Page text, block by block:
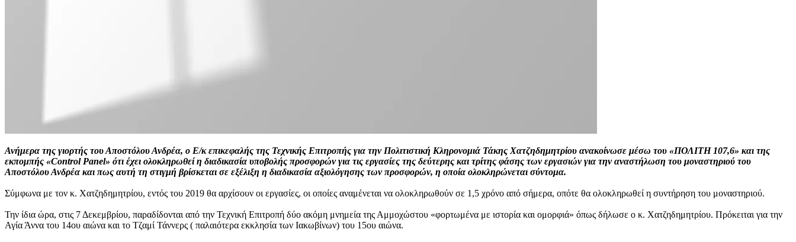
Ανήμερα της γιορτής του Αποστόλου Ανδρέα, ο Ε/κ επικεφαλής της Τεχνικής Επιτροπής για την Πολιτιστική Κληρονομιά Τάκης Χατζηδημητρίου ανακοίνωσε μέσω του «ΠΟΛΙΤΗ 107,6» και της
εκπομπής «Control Panel» ότι έχει ολοκληρωθεί η διαδικασία υποβολής προσφορών για τις εργασίες της δεύτερης και τρίτης φάσης των εργασιών για την αναστήλωση του μοναστηριού του
Αποστόλου Ανδρέα και πως αυτή τη στιγμή βρίσκεται σε εξέλιξη η διαδικασία αξιολόγησης των προσφορών, η οποία ολοκληρώνεται σύντομα.
Σύμφωνα με τον κ. Χατζηδημητρίου, εντός του 2019 θα αρχίσουν οι εργασίες, οι οποίες αναμένεται να ολοκληρωθούν σε 1,5 χρόνο από σήμερα, οπότε θα ολοκληρωθεί η συντήρηση του μοναστηριού.
Την ίδια ώρα, στις 7 Δεκεμβρίου, παραδίδονται από την Τεχνική Επιτροπή δύο ακόμη μνημεία της Αμμοχώστου «φορτωμένα με ιστορία και ομορφιά» όπως δήλωσε ο κ. Χατζηδημητρίου. Πρόκειται για την
Αγία Άννα του 14ου αιώνα και το Τζαμί Τάννερς ( παλαιότερα εκκλησία των Ιακωβίνων) του 15ου αιώνα.